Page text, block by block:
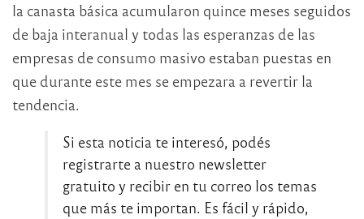
la canasta básica acumularon quince meses seguidos
de baja interanual y todas las esperanzas de las
empresas de consumo masivo estaban puestas en
que durante este mes se empezara a revertir la
tendencia.
Si esta noticia te interesó, podés
registrarte a nuestro newsletter
gratuito y recibir en tu correo los temas
que más te importan. Es fácil y rápido,